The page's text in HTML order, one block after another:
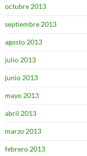
octubre 2013
septiembre 2013
agosto 2013
julio 2013
junio 2013
mayo 2013
abril 2013
marzo 2013
febrero 2013